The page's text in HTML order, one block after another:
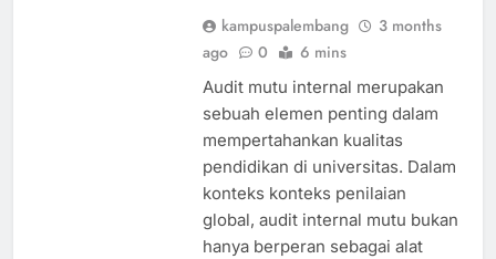
kampuspalembang
3 months
ago
0 6 mins
Audit mutu internal merupakan
sebuah elemen penting dalam
mempertahankan kualitas
pendidikan di universitas. Dalam
konteks konteks penilaian
global, audit internal mutu bukan
hanya berperan sebagai alat